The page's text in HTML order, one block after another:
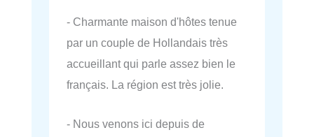
- Charmante maison d'hôtes tenue
par un couple de Hollandais très
accueillant qui parle assez bien le
français. La région est très jolie.
- Nous venons ici depuis de